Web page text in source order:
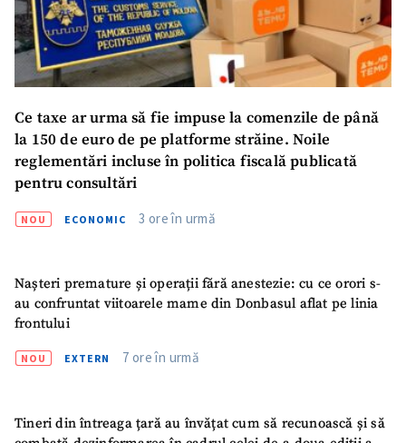
Ce taxe ar urma să fie impuse la comenzile de până
la 150 de euro de pe platforme străine. Noile
reglementări incluse în politica fiscală publicată
pentru consultări
NOU ECONOMIC 3 ore în urmă
Nașteri premature și operații fără anestezie: cu ce orori s-
au confruntat viitoarele mame din Donbasul aflat pe linia
frontului
NOU EXTERN 7 ore în urmă
Tineri din întreaga țară au învățat cum să recunoască și să